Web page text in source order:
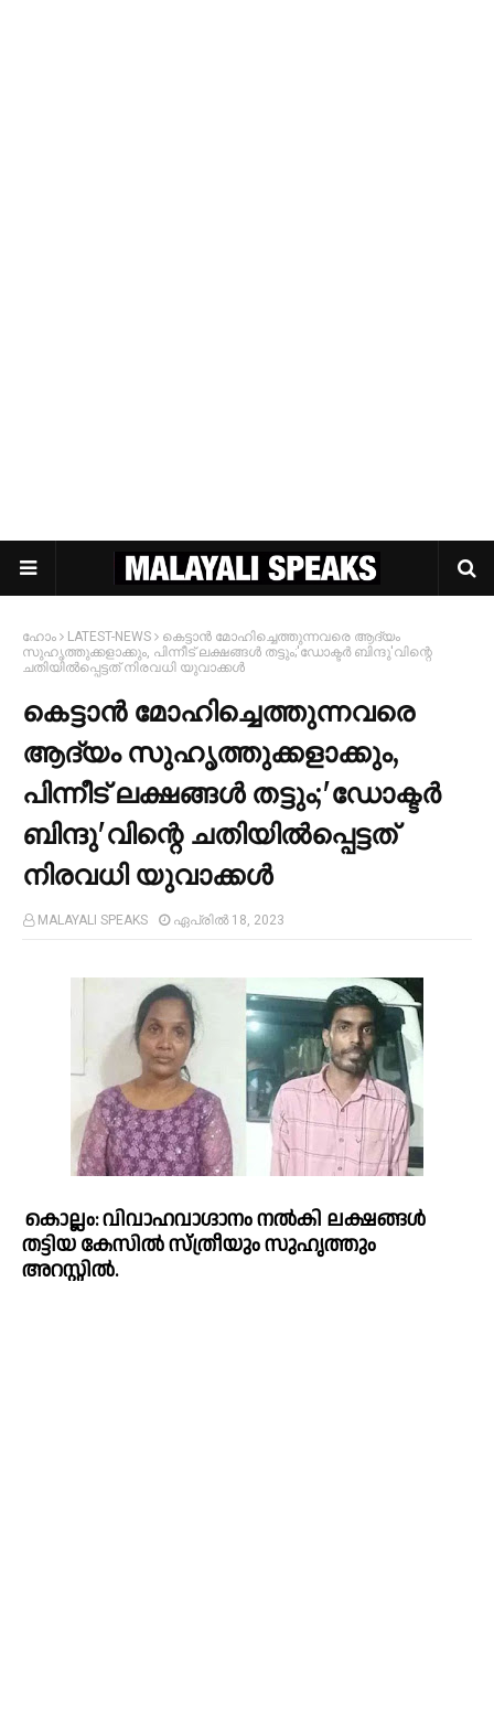
ഹോം LATEST-NEWS
കെട്ടാന്‍ മോഹിച്ചെത്തുന്നവരെ ആദ്യം
സുഹൃത്തുക്കളാക്കും, പിന്നീട് ലക്ഷങ്ങള്‍ തട്ടും;'ഡോക്ടര്‍ ബിന്ദു'വിന്റെ
ചതിയില്‍പ്പെട്ടത് നിരവധി യുവാക്കള്‍
കെട്ടാന്‍ മോഹിച്ചെത്തുന്നവരെ
ആദ്യം സുഹൃത്തുക്കളാക്കും,
പിന്നീട് ലക്ഷങ്ങള്‍ തട്ടും;'ഡോക്ടര്‍
ബിന്ദു'വിന്റെ ചതിയില്‍പ്പെട്ടത്
നിരവധി യുവാക്കള്‍
MALAYALI SPEAKS ഏപ്രിൽ 18, 2023
കൊല്ലം: വിവാഹവാഗ്ദാനം നല്‍കി ലക്ഷങ്ങള്‍
തട്ടിയ കേസില്‍ സ്ത്രീയും സുഹൃത്തും
അറസ്റ്റില്‍.